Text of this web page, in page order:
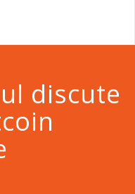
Support
discute